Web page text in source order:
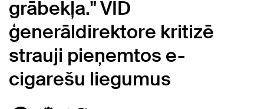
grābekļa." VID
ģenerāldirektore kritizē
strauji pieņemtos e-
cigarešu liegumus